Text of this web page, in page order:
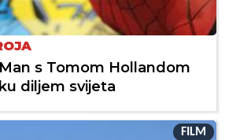
s Tomom Hollandom
diljem svijeta
FILM